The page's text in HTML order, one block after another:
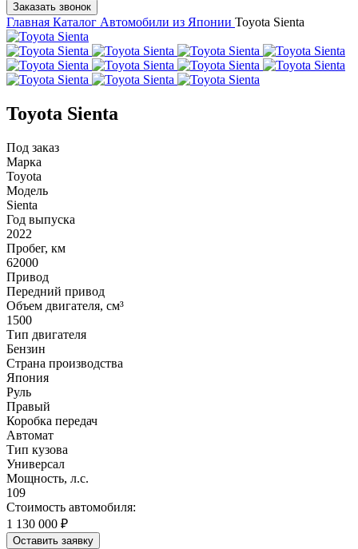
Заказать звонок
Главная Каталог Автомобили из Японии Toyota Sienta
Toyota Sienta
Под заказ
Марка
Toyota
Модель
Sienta
Год выпуска
2022
Пробег, км
62000
Привод
Передний привод
Объем двигателя, см³
1500
Тип двигателя
Бензин
Страна производства
Япония
Руль
Правый
Коробка передач
Автомат
Тип кузова
Универсал
Мощность, л.с.
109
Стоимость автомобиля:
1 130 000 ₽
Оставить заявку